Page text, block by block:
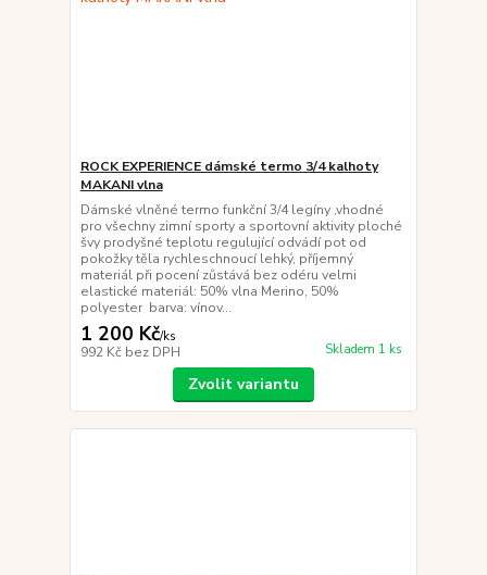
ROCK EXPERIENCE dámské termo 3/4 kalhoty
MAKANI vlna
Dámské vlněné termo funkční 3/4 legíny ,vhodné
pro všechny zimní sporty a sportovní aktivity ploché
švy prodyšné teplotu regulující odvádí pot od
pokožky těla rychleschnoucí lehký, příjemný
materiál při pocení zůstává bez odéru velmi
elastické materiál: 50% vlna Merino, 50%
polyester barva: vínov...
1 200 Kč/ks
992 Kč bez DPH Skladem 1 ks
Zvolit variantu